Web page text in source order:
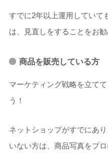
すでに2年以上運用していて
は、見直しをすることをお勧
商品を販売している方
マーケティング戦略を立て
う！
ネットショップがすでにあ
いない方は、商品写真をプ